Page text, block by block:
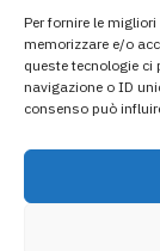
Per fornire le
memorizzare e/o
queste tecnologie ci
navigazione o ID
consenso può